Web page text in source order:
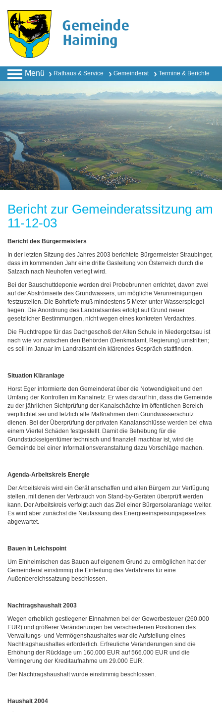
Menü Rathaus & Service Gemeinderat Termine & Berichte
Bericht zur Gemeinderatssitzung am
11-12-03
Bericht des Bürgermeisters
In der letzten Sitzung des Jahres 2003 berichtete Bürgermeister Straubinger,
dass im kommenden Jahr eine dritte Gasleitung von Österreich durch die
Salzach nach Neuhofen verlegt wird.
Bei der Bauschuttdeponie werden drei Probebrunnen errichtet, davon zwei
auf der Abströmseite des Grundwassers, um mögliche Verunreinigungen
festzustellen. Die Bohrtiefe muß mindestens 5 Meter unter Wasserspiegel
liegen. Die Anordnung des Landratsamtes erfolgt auf Grund neuer
gesetzlicher Bestimmungen, nicht wegen eines konkreten Verdachtes.
Die Fluchttreppe für das Dachgeschoß der Alten Schule in Niedergottsau ist
nach wie vor zwischen den Behörden (Denkmalamt, Regierung) umstritten;
es soll im Januar im Landratsamt ein klärendes Gespräch stattfinden.
Situation Kläranlage
Horst Eger informierte den Gemeinderat über die Notwendigkeit und den
Umfang der Kontrollen im Kanalnetz. Er wies darauf hin, dass die Gemeinde
zu der jährlichen Sichtprüfung der Kanalschächte im öffentlichen Bereich
verpflichtet sei und letzlich alle Maßnahmen dem Grundwasserschutz
dienen. Bei der Überprüfung der privaten Kanalanschlüsse werden bei etwa
einem Viertel Schäden festgestellt. Damit die Behebung für die
Grundstückseigentümer technisch und finanziell machbar ist, wird die
Gemeinde bei einer Informationsveranstaltung dazu Vorschläge machen.
Agenda-Arbeitskreis Energie
Der Arbeitskreis wird ein Gerät anschaffen und allen Bürgern zur Verfügung
stellen, mit denen der Verbrauch von Stand-by-Geräten überprüft werden
kann. Der Arbeitskreis verfolgt auch das Ziel einer Bürgersolaranlage weiter.
Es wird aber zunächst die Neufassung des Energieeinspeisungsgesetzes
abgewartet.
Bauen in Leichspoint
Um Einheimischen das Bauen auf eigenem Grund zu ermöglichen hat der
Gemeinderat einstimmig die Einleitung des Verfahrens für eine
Außenbereichssatzung beschlossen.
Nachtragshaushalt 2003
Wegen erheblich gestiegener Einnahmen bei der Gewerbesteuer (260.000
EUR) und größerer Veränderungen bei verschiedenen Positionen des
Verwaltungs- und Vermögenshaushaltes war die Aufstellung eines
Nachtragshaushaltes erforderlich. Erfreuliche Veränderungen sind die
Erhöhung der Rücklage um 160.000 EUR auf 566.000 EUR und die
Verringerung der Kreditaufnahme um 29.000 EUR.
Der Nachtragshaushalt wurde einstimmig beschlossen.
Haushalt 2004